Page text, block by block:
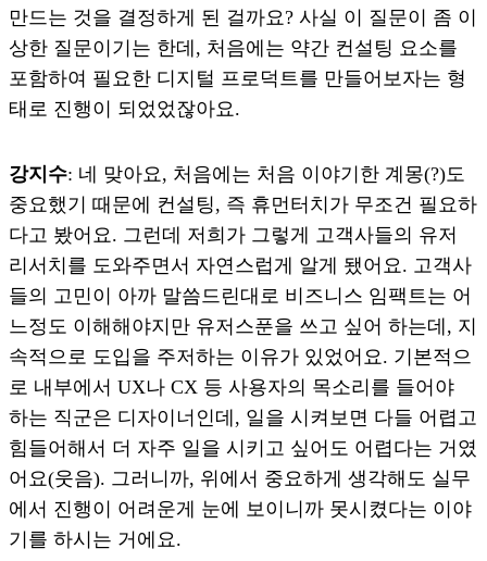
만드는 것을 결정하게 된 걸까요? 사실 이 질문이 좀 이
상한 질문이기는 한데, 처음에는 약간 컨설팅 요소를
포함하여 필요한 디지털 프로덕트를 만들어보자는 형
태로 진행이 되었었잖아요.
강지수: 네 맞아요, 처음에는 처음 이야기한 계몽(?)도
중요했기 때문에 컨설팅, 즉 휴먼터치가 무조건 필요하
다고 봤어요. 그런데 저희가 그렇게 고객사들의 유저
리서치를 도와주면서 자연스럽게 알게 됐어요. 고객사
들의 고민이 아까 말씀드린대로 비즈니스 임팩트는 어
느정도 이해해야지만 유저스푼을 쓰고 싶어 하는데, 지
속적으로 도입을 주저하는 이유가 있었어요. 기본적으
로 내부에서 UX나 CX 등 사용자의 목소리를 들어야
하는 직군은 디자이너인데, 일을 시켜보면 다들 어렵고
힘들어해서 더 자주 일을 시키고 싶어도 어렵다는 거였
어요(웃음). 그러니까, 위에서 중요하게 생각해도 실무
에서 진행이 어려운게 눈에 보이니까 못시켰다는 이야
기를 하시는 거에요.